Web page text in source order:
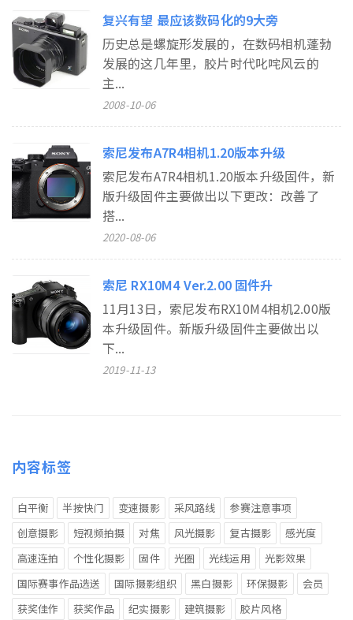
复兴有望 最应该数码化的9大旁
历史总是螺旋形发展的，在数码相机蓬勃
发展的这几年里，胶片时代叱咤风云的
主...
2008-10-06
索尼发布A7R4相机1.20版本升级
索尼发布A7R4相机1.20版本升级固件，新
版升级固件主要做出以下更改：改善了
搭...
2020-08-06
索尼 RX10M4 Ver.2.00 固件升
​11月13日，索尼发布RX10M4相机2.00版
本升级固件。新版升级固件主要做出以
下...
2019-11-13
内容标签
白平衡 半按快门 变速摄影 采风路线
参赛注意事项
创意摄影
短视频拍摄 对焦 风光摄影 复古摄影
感光度
高速连拍
个性化摄影 固件 光圈 光线运用
光影效果
国际赛事作品选送
国际摄影组织 黑白摄影 环保摄影
会员
获奖佳作
获奖作品 纪实摄影 建筑摄影
胶片风格